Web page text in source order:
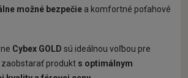
možné bezpečie a komfortné poťahové
Cybex GOLD sú ideálnou voľbou pre
zaobstarať produkt s optimálnym